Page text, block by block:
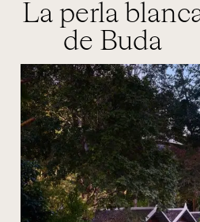
La perla
de Buda